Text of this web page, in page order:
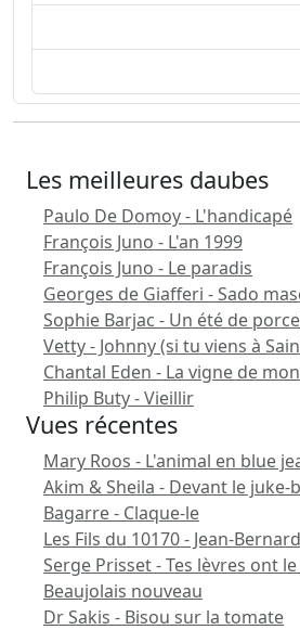
Les meilleures daubes
Paulo De Domoy - L'handicapé
François Juno - L'an 1999
François Juno - Le paradis
Georges de Giafferi - Sado
Sophie Barjac - Un été de
Vetty - Johnny (si tu viens à
Chantal Eden - La vigne de
Philip Buty - Vieillir
Vues récentes
Mary Roos - L'animal en blue
Akim & Sheila - Devant le juke-
Bagarre - Claque-le
Les Fils du 10170 - Jean-Bernard
Serge Prisset - Tes lèvres ont
Beaujolais nouveau
Dr Sakis - Bisou sur la tomate